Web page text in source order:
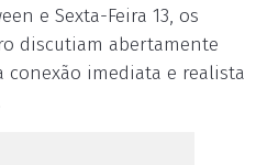
e Sexta-Feira 13, os
discutiam abertamente
conexão imediata e realista